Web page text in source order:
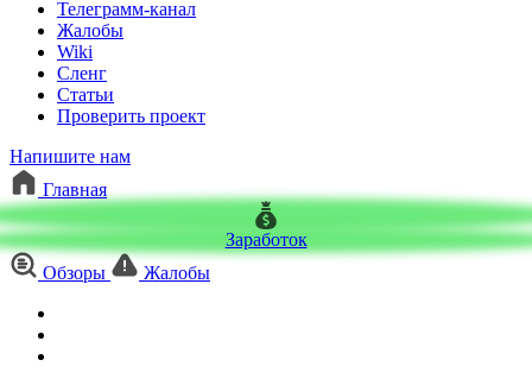
Телеграмм-канал
Жалобы
Wiki
Сленг
Статьи
Проверить проект
Напишите нам
Главная
Заработок
Обзоры
Жалобы